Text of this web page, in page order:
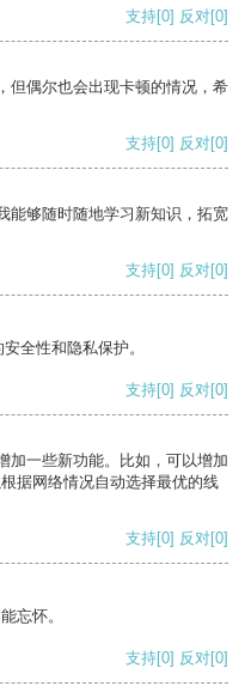
支持[0] 反对[0]
但偶尔也会出现卡顿的情况，希
支持[0] 反对[0]
能够随时随地学习新知识，拓宽
支持[0] 反对[0]
全性和隐私保护。
支持[0] 反对[0]
加一些新功能。比如，可以增加
据网络情况自动选择最优的线
支持[0] 反对[0]
忘怀。
支持[0] 反对[0]